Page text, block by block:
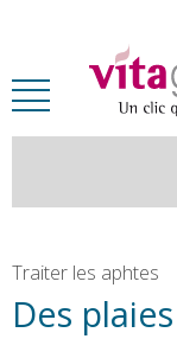
Traiter les aphtes
Des